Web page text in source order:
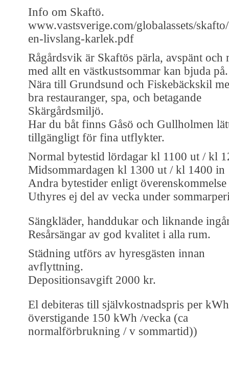
Info om Skaftö.
www.vastsverige.com/globalassets/
en-livslang-karlek.pdf
Rågårdsvik är Skaftös pärla, avspänt och
med allt en västkustsommar kan bjuda på.
Nära till Grundsund och Fiskebäckskil
bra restauranger, spa, och betagande
Skärgårdsmiljö.
Har du båt finns Gåsö och Gullholmen
tillgängligt för fina utflykter.
Normal bytestid lördagar kl 1100 ut / kl
Midsommardagen kl 1300 ut / kl 1400 in
Andra bytestider enligt överenskommelse
Uthyres ej del av vecka under
Sängkläder, handdukar och liknande
Resårsängar av god kvalitet i alla rum.
Städning utförs av hyresgästen innan
avflyttning.
Depositionsavgift 2000 kr.
El debiteras till självkostnadspris per kWh
överstigande 150 kWh /vecka (ca
normalförbrukning / v sommartid))